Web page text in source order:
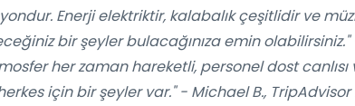
Enerji elektriktir, kalabalık çeşitlidir ve
bir şeyler bulacağınıza emin
her zaman hareketli, personel dost
için bir şeyler var." - Michael B.,